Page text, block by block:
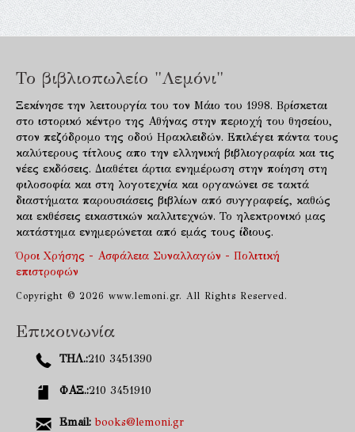
Το βιβλιοπωλείο "Λεμόνι"
Ξεκίνησε την λειτουργία του τον Μάιο του 1998. Βρίσκεται
στο ιστορικό κέντρο της Αθήνας στην περιοχή του θησείου,
στον πεζόδρομο της οδού Ηρακλειδών. Επιλέγει πάντα τους
καλύτερους τίτλους απο την ελληνική βιβλιογραφία και τις
νέες εκδόσεις. Διαθέτει άρτια ενημέρωση στην ποίηση στη
φιλοσοφία και στη λογοτεχνία και οργανώνει σε τακτά
διαστήματα παρουσιάσεις βιβλίων από συγγραφείς, καθώς
και εκθέσεις εικαστικών καλλιτεχνών. Το ηλεκτρονικό μας
κατάστημα ενημερώνεται από εμάς τους ίδιους.
Όροι Χρήσης - Ασφάλεια Συναλλαγών - Πολιτική
επιστροφών
Copyright © 2026 www.lemoni.gr. All Rights Reserved.
Επικοινωνία
ΤΗΛ.:210 3451390
ΦΑΞ.:210 3451910
Email: books@lemoni.gr